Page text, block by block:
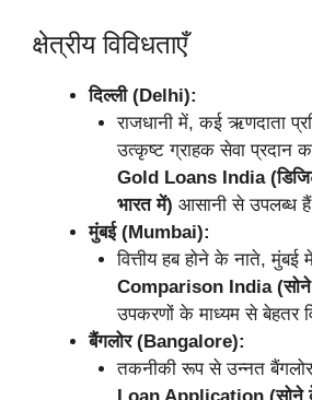
क्षेत्रीय विविधताएँ
दिल्ली (Delhi):
राजधानी में, कई ऋणदाता
उत्कृष्ट ग्राहक सेवा प्रदान
Gold Loans India
भारत में) आसानी से उपलब्ध
मुंबई (Mumbai):
वित्तीय हब होने के नाते, मुंबई
Comparison India
उपकरणों के माध्यम से बेहतर
बैंगलोर (Bangalore):
तकनीकी रूप से उन्नत